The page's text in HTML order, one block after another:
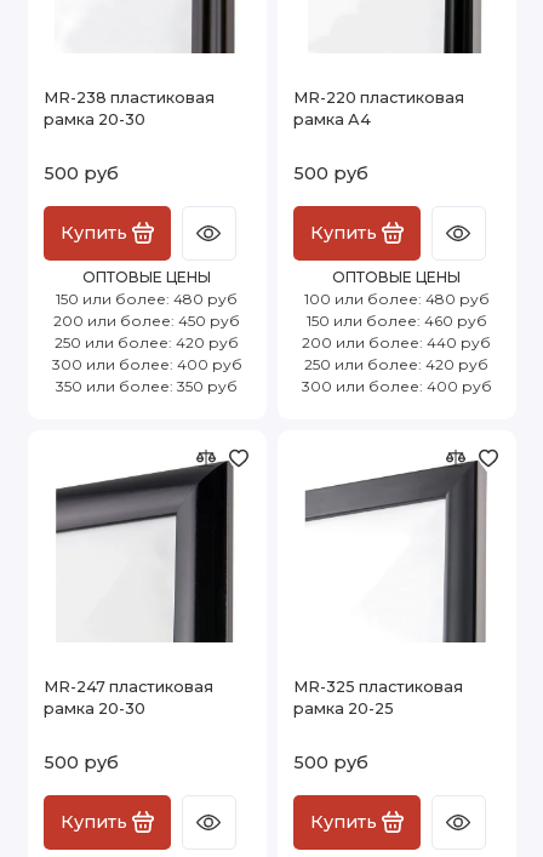
MR-238 пластиковая
рамка 20-30
500 руб
Купить
ОПТОВЫЕ ЦЕНЫ
150 или более: 480 руб
200 или более: 450 руб
250 или более: 420 руб
300 или более: 400 руб
350 или более: 350 руб
MR-220 пластиковая
рамка А4
500 руб
Купить
ОПТОВЫЕ ЦЕНЫ
100 или более: 480 руб
150 или более: 460 руб
200 или более: 440 руб
250 или более: 420 руб
300 или более: 400 руб
MR-247 пластиковая
рамка 20-30
500 руб
Купить
MR-325 пластиковая
рамка 20-25
500 руб
Купить